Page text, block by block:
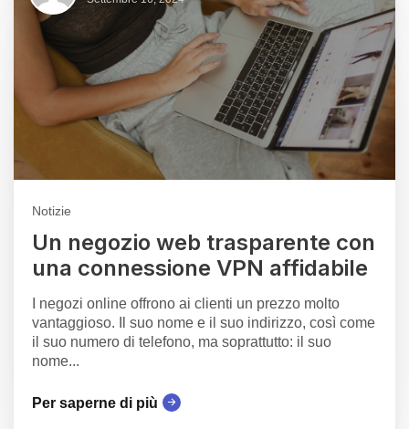
Notizie
Un negozio web trasparente con
una connessione VPN affidabile
I negozi online offrono ai clienti un prezzo molto
vantaggioso. Il suo nome e il suo indirizzo, così come
il suo numero di telefono, ma soprattutto: il suo
nome...
Per saperne di più